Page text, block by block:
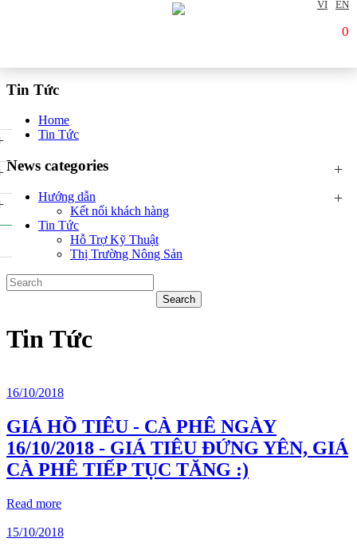
VI EN
0
Tin Tức
Home
Tin Tức
News categories
Hướng dẫn
+
Kết nối khách hàng
Tin Tức
+
Hỗ Trợ Kỹ Thuật
Thị Trường Nông Sản
Tin Tức
16/10/2018
GIÁ HỒ TIÊU - CÀ PHÊ NGÀY
16/10/2018 - GIÁ TIÊU ĐỨNG YÊN, GIÁ
CÀ PHÊ TIẾP TỤC TĂNG :)
Read more
15/10/2018